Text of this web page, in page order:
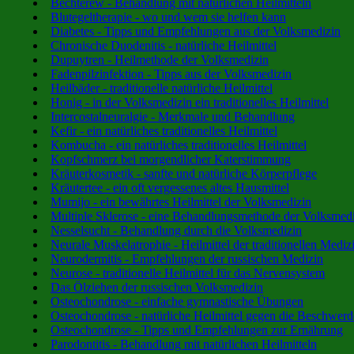
Blutegeltherapie - wo und wem sie helfen kann
Diabetes - Tipps und Empfehlungen aus der Volksmedizin
Chronische Duodenitis - natürliche Heilmittel
Dupuytren - Heilmethode der Volksmedizin
Fadenpilzinfektion - Tipps aus der Volksmedizin
Heilbäder - traditionelle natürliche Heilmittel
Honig - in der Volksmedizin ein traditionelles Heilmittel
Intercostalneuralgie - Merkmale und Behandlung
Kefir - ein natürliches traditionelles Heilmittel
Kombucha - ein natürliches traditionelles Heilmittel
Kopfschmerz bei morgendlicher Katerstimmung
Kräuterkosmetik - sanfte und natürliche Körperpflege
Kräutertee - ein oft vergessenes altes Hausmittel
Mumijo - ein bewährtes Heilmittel der Volksmedizin
Multiple Sklerose - eine Behandlungsmethode der
Nesselsucht - Behandlung durch die Volksmedizin
Neurale Muskelatrophie - Heilmittel der traditionellen
Neurodermitis - Empfehlungen der russischen Medizin
Neurose - traditionelle Heilmittel für das Nervensystem
Das Ölziehen der russischen Volksmedizin
Osteochondrose - einfache gymnastische Übungen
Osteochondrose - natürliche Heilmittel gegen die
Osteochondrose - Tipps und Empfehlungen zur Ernährung
Parodontitis - Behandlung mit natürlichen Heilmitteln